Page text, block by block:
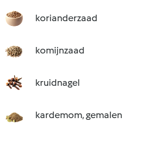
korianderzaad
komijnzaad
kruidnagel
kardemom, gemalen